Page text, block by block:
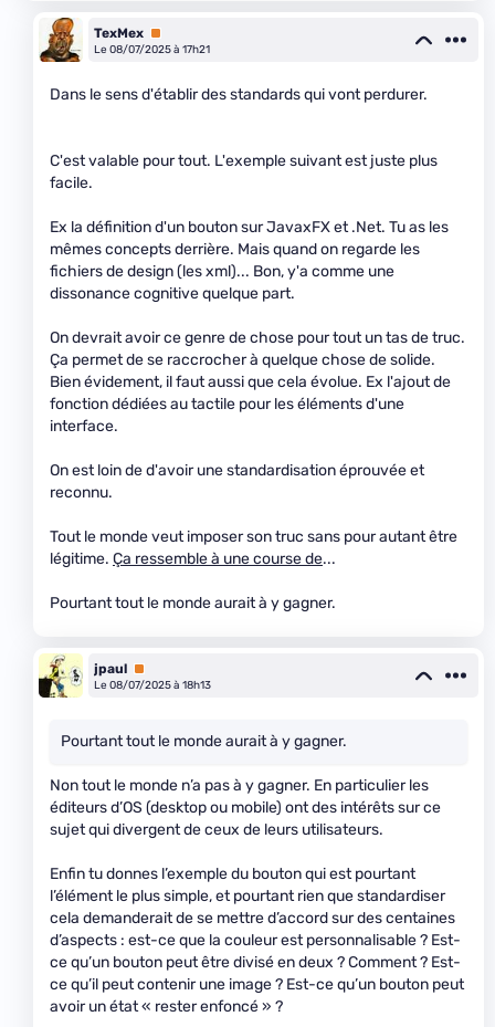
TexMex Premium
Le 08/07/2025 à 17h21
Dans le sens d'établir des standards qui vont perdurer.
C'est valable pour tout. L'exemple suivant est juste plus
facile.
Ex la définition d'un bouton sur JavaxFX et .Net. Tu as les
mêmes concepts derrière. Mais quand on regarde les
fichiers de design (lesxml)... Bon, y'a comme une
dissonance cognitive quelque part.
On devrait avoir ce genre de chose pour tout un tas de truc.
Ça permet de se raccrocher à quelque chose de solide.
Bien évidement, il faut aussi que cela évolue. Ex l'ajout de
fonction dédiées au tactile pour les éléments d'une
interface.
On est loin de d'avoir une standardisation éprouvée et
reconnu.
Tout le monde veut imposer son truc sans pour autant être
légitime. Ça ressemble à une course de...
Pourtant tout le monde aurait à y gagner.
jpaul Premium
Le 08/07/2025 à 18h13
Pourtant tout le monde aurait à y gagner.
Non tout le monde n’a pas à y gagner. En particulier les
éditeurs d’OS (desktop ou mobile) ont des intérêts sur ce
sujet qui divergent de ceux de leurs utilisateurs.
Enfin tu donnes l’exemple du bouton qui est pourtant
l’élément le plus simple, et pourtant rien que standardiser
cela demanderait de se mettre d’accord sur des centaines
d’aspects : est-ce que la couleur est personnalisable ? Est-
ce qu’un bouton peut être divisé en deux ? Comment ? Est-
ce qu’il peut contenir une image ? Est-ce qu’un bouton peut
avoir un état « rester enfoncé » ?